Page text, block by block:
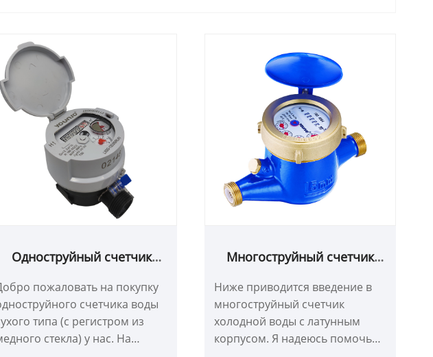
Одноструйный счетчик
регистром из медного
стекла)
пожаловать на покупку
счетчика воды
типа (с регистром из
стекла) у нас. На
Многоструйный счетчик
корпусом
Ниже приводится введение в
многоструйный счетчик
холодной воды с латунным
корпусом. Я надеюсь помочь